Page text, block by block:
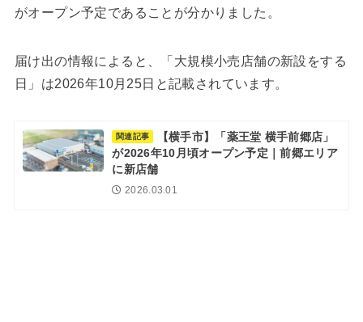
がオープン予定であることが分かりました。
届け出の情報によると、「大規模小売店舗の新設をする
日」は2026年10月25日と記載されています。
関連記事
【横手市】「薬王堂 横手前郷店」
が2026年10月頃オープン予定｜前郷エリア
に新店舗
2026.03.01